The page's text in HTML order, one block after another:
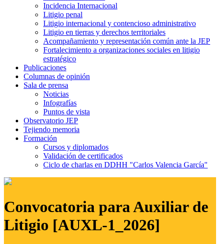
Incidencia Internacional
Litigio penal
Litigio internacional y contencioso administrativo
Litigio en tierras y derechos territoriales
Acompañamiento y representación común ante la JEP
Fortalecimiento a organizaciones sociales en litigio
estratégico
Publicaciones
Columnas de opinión
Sala de prensa
Noticias
Infografías
Puntos de vista
Observatorio JEP
Tejiendo memoria
Formación
Cursos y diplomados
Validación de certificados
Ciclo de charlas en DDHH "Carlos Valencia García"
Convocatoria para Auxiliar de
Litigio [AUXL-1_2026]